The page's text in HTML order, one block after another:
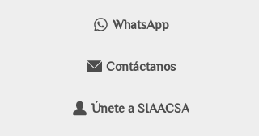
WhatsApp
Contáctanos
Únete a SIAACSA